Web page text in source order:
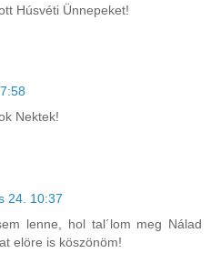
Húsvéti Ünnepeket!
Nektek!
24. 10:37
lenne, hol tal´lom meg Nálad
elöre is köszönöm!